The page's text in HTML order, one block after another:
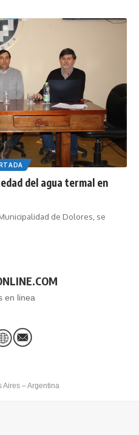
del agua termal en
de Dolores, se
en linea
Aires – Argentina